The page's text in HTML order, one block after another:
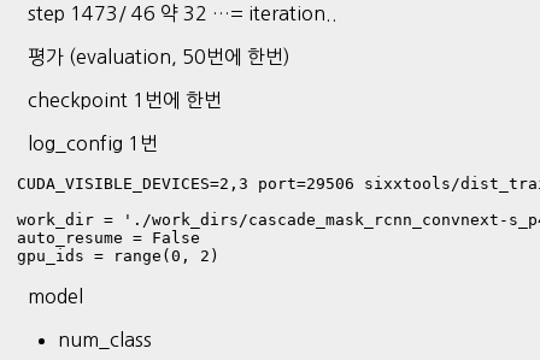
step 1473/ 46 약 32 …= iteration..
평가 (evaluation, 50번에 한번)
checkpoint 1번에 한번
log_config 1번
CUDA_VISIBLE_DEVICES=2,3 port=29506 sixxtools/
work_dir = './work_dirs/cascade_mask_rcnn_convnext-
auto_resume = False
gpu_ids = range(0, 2)
model
num_class